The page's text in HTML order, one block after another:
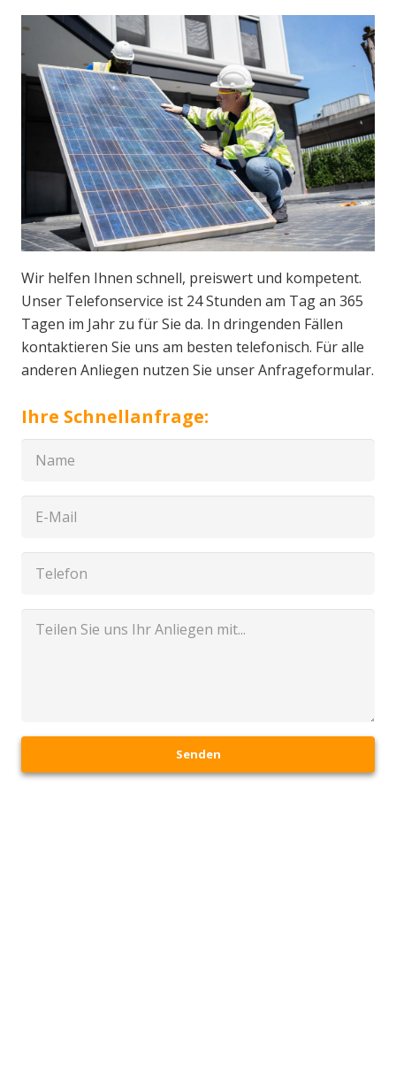
Wir helfen Ihnen schnell, preiswert und kompetent.
Unser Telefonservice ist 24 Stunden am Tag an 365
Tagen im Jahr zu für Sie da. In dringenden Fällen
kontaktieren Sie uns am besten telefonisch. Für alle
anderen Anliegen nutzen Sie unser Anfrageformular.
Ihre Schnellanfrage:
Senden